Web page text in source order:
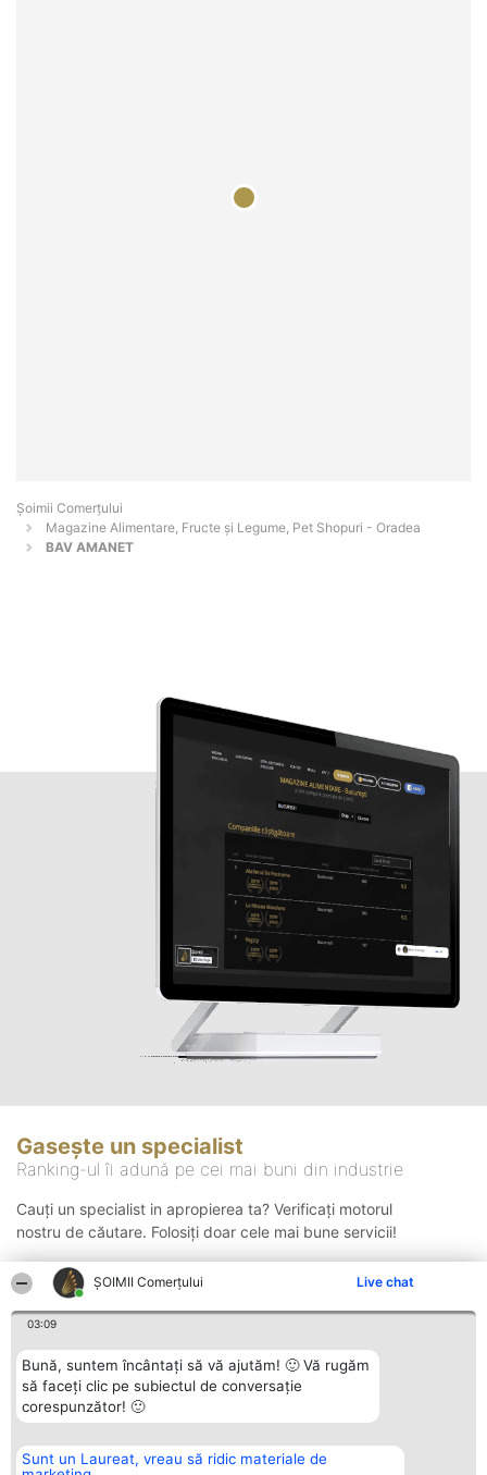
ȘOIMII Comerțului Live chat
03:09
Bună, suntem încântați să vă ajutăm! 🙂 Vă rugăm
să faceți clic pe subiectul de conversație
corespunzător! 🙂
Sunt un Laureat, vreau să ridic materiale de
Șoimii Comerțului
Magazine Alimentare, Fructe și Legume, Pet Shopuri - Oradea
BAV AMANET
Gasește un specialist
Ranking-ul îi adună pe cei mai buni din industrie
Cauți un specialist in apropierea ta? Verificați motorul
nostru de căutare. Folosiți doar cele mai bune servicii!
Organizator Ranking Plebiscyt Contact